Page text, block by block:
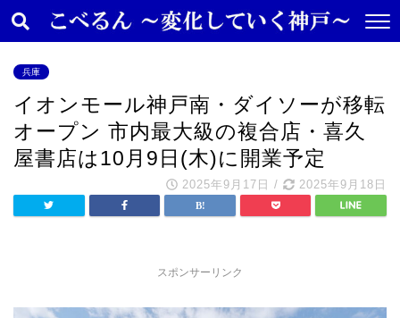
兵庫
イオンモール神戸南・ダイソーが移転
オープン 市内最大級の複合店・喜久
屋書店は10月9日(木)に開業予定
2025年9月17日 / 2025年9月18日
スポンサーリンク